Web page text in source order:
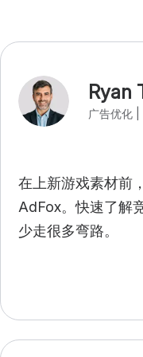
Ryan
广告优化 |
在上新游戏素材前
AdFox。快速了解
少走很多弯路。